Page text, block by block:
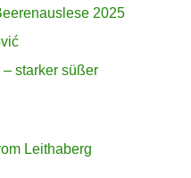
2025
starker süßer
Leithaberg